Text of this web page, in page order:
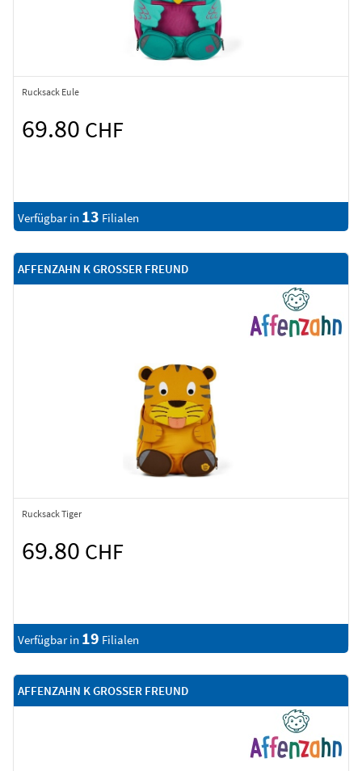
Rucksack Eule
69.80 CHF
Verfügbar in 13 Filialen
AFFENZAHN K GROSSER FREUND
Rucksack Tiger
69.80 CHF
Verfügbar in 19 Filialen
AFFENZAHN K GROSSER FREUND